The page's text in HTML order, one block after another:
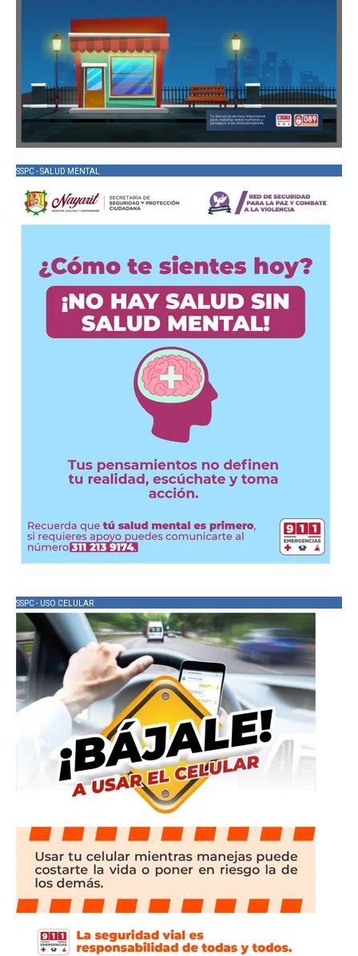
SSPC - SALUD MENTAL
SSPC - USO CELULAR